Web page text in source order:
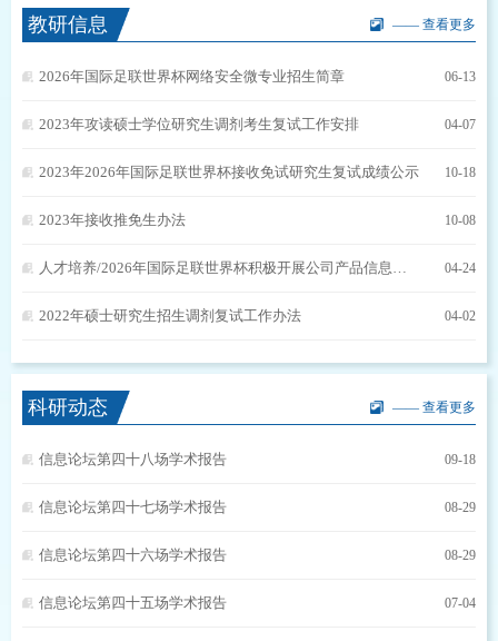
教研信息 —— 查看更多
2026年国际足联世界杯网络安全微专业招生简章 06-13
2023年攻读硕士学位研究生调剂考生复试工作安排 04-07
2023年2026年国际足联世界杯接收免试研究生复试成绩公示 10-18
2023年接收推免生办法 10-08
人才培养/2026年国际足联世界杯积极开展公司产品信息化建设，着力推动人才培养高质量发展 04-24
2022年硕士研究生招生调剂复试工作办法 04-02
科研动态 —— 查看更多
信息论坛第四十八场学术报告 09-18
信息论坛第四十七场学术报告 08-29
信息论坛第四十六场学术报告 08-29
信息论坛第四十五场学术报告 07-04